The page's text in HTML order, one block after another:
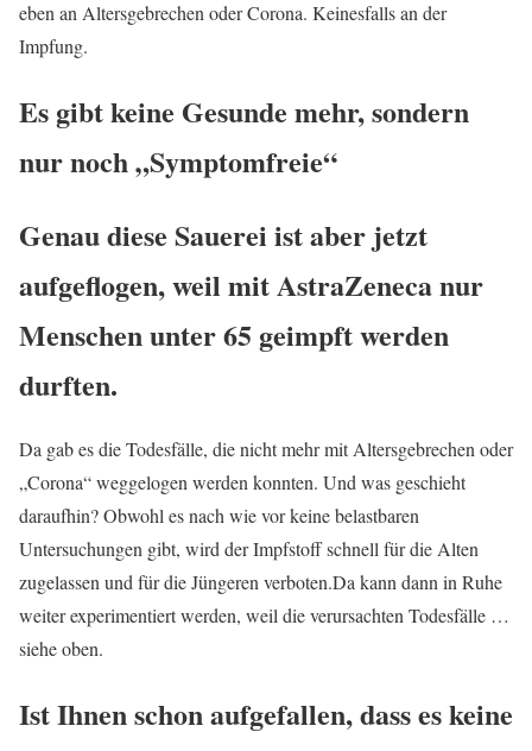
eben an Altersgebrechen oder Corona. Keinesfalls an der
Impfung.
Es gibt keine Gesunde mehr, sondern
nur noch „Symptomfreie“
Genau diese Sauerei ist aber jetzt
aufgeflogen, weil mit AstraZeneca nur
Menschen unter 65 geimpft werden
durften.
Da gab es die Todesfälle, die nicht mehr mit Altersgebrechen oder
„Corona“ weggelogen werden konnten. Und was geschieht
daraufhin? Obwohl es nach wie vor keine belastbaren
Untersuchungen gibt, wird der Impfstoff schnell für die Alten
zugelassen und für die Jüngeren verboten.Da kann dann in Ruhe
weiter experimentiert werden, weil die verursachten Todesfälle …
siehe oben.
Ist Ihnen schon aufgefallen, dass es keine